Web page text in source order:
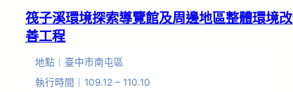
筏子溪環境探索導覽館及周邊地區整體環境改
善工程
地點｜臺中市南屯區
執行時間｜109.12 – 110.10